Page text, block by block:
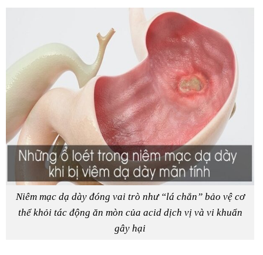
Niêm mạc dạ dày đóng vai trò như “lá chắn” bảo vệ cơ
thể khỏi tác động ăn mòn của acid dịch vị và vi khuẩn
gây hại